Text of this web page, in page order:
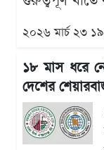
২০২৬ মার্চ ২৩
১৮ মাস ধরে
দেশের